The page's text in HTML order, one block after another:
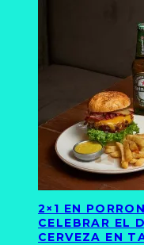
2×1 EN
CELEBRAR EL
CERVEZA EN